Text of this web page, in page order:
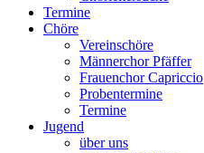
Termine
Chöre
Vereinschöre
Männerchor Pfäffer
Frauenchor Capriccio
Probentermine
Termine
Jugend
über uns